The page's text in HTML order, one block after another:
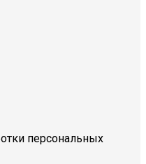
персональных